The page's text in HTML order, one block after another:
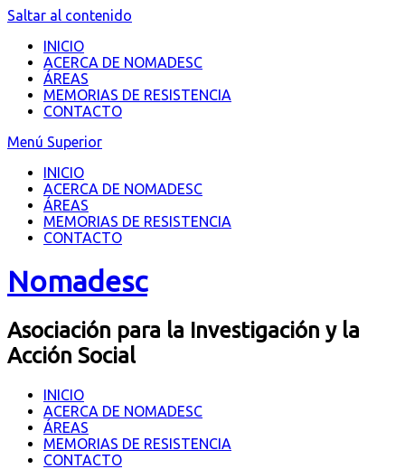
Saltar al contenido
INICIO
ACERCA DE NOMADESC
ÁREAS
MEMORIAS DE RESISTENCIA
CONTACTO
Menú Superior
INICIO
ACERCA DE NOMADESC
ÁREAS
MEMORIAS DE RESISTENCIA
CONTACTO
Nomadesc
Asociación para la Investigación y la
Acción Social
INICIO
ACERCA DE NOMADESC
ÁREAS
MEMORIAS DE RESISTENCIA
CONTACTO